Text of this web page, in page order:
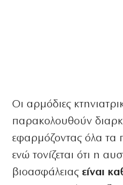
Οι αρμόδιες
παρακολουθούν
εφαρμόζοντας όλα τα
ενώ τονίζεται ότι η
βιοασφάλειας είναι